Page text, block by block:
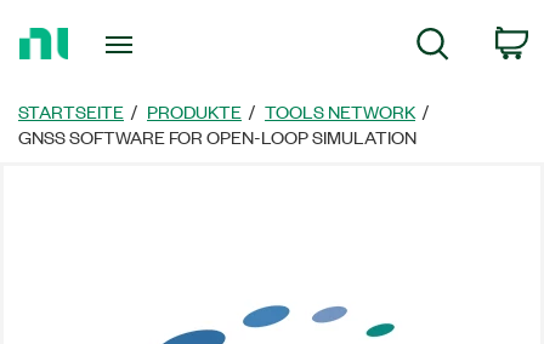
zur
Suche
STARTSEITE PRODUKTE
TOOLS NETWORK
GNSS SOFTWARE FOR OPEN-LOOP SIMULATION